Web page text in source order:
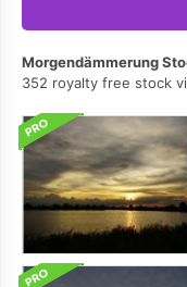
Morgendämmerung
352 royalty free stock